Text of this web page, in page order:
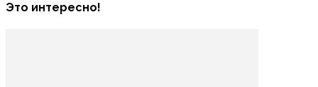
Это интересно!